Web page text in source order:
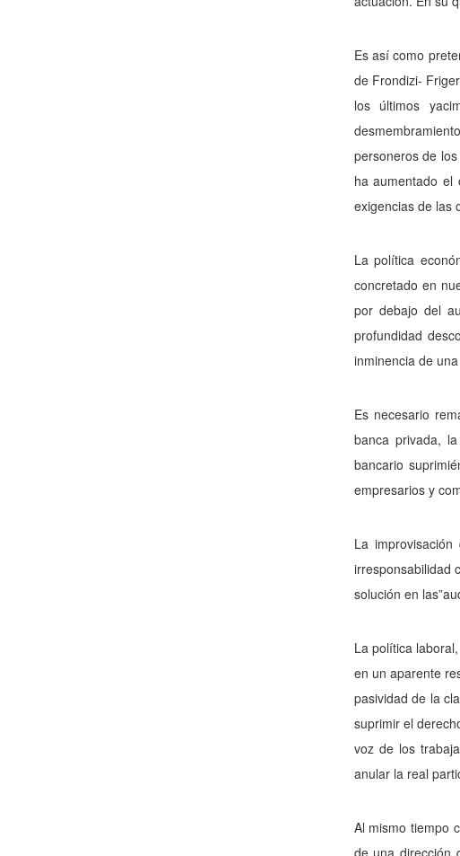
Es así como
de Frondizi-
los últimos
personeros de
ha aumentado
exigencias de las
La política
concretado en
por debajo del
profundidad
inminencia de
Es necesario
banca privada,
bancario
empresarios y
La
irresponsabilidad
solución en
La política
en un aparente
pasividad de la
suprimir el
voz de los
anular la real
Al mismo tiempo
de una dirección